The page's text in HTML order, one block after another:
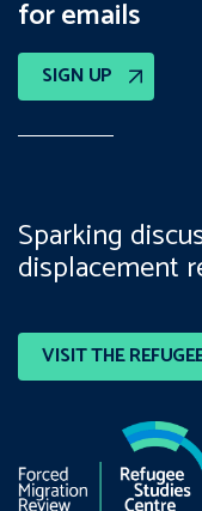
for emails
SIGN UP
VISIT THE
Sparking
displacement